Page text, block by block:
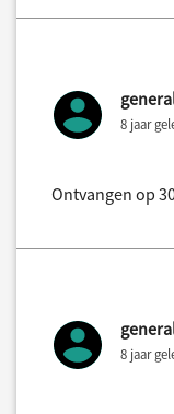
8 jaar
Ontvangen op
8 jaar